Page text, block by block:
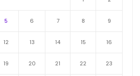
5 6 7 8 9
12 13 14 15 16
19 20 21 22 23